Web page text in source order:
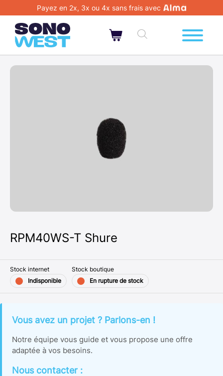
Payez en 2x, 3x ou 4x sans frais avec
RPM40WS-T Shure
Vous avez un projet ? Parlons-en !
Notre équipe vous guide et vous propose une offre
adaptée à vos besoins.
Nous contacter :
Stock internet
Indisponible
Stock boutique
En rupture de stock